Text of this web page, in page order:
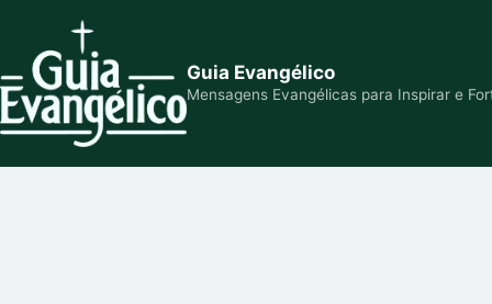
Guia Evangélico
Mensagens Evangélicas para Inspirar e